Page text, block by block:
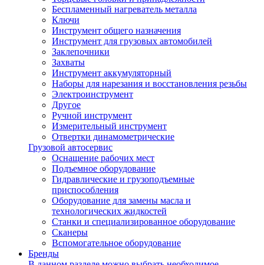
Беспламенный нагреватель металла
Ключи
Инструмент общего назначения
Инструмент для грузовых автомобилей
Заклепочники
Захваты
Инструмент аккумуляторный
Наборы для нарезания и восстановления резьбы
Электроинструмент
Другое
Ручной инструмент
Измерительный инструмент
Отвертки динамометрические
Грузовой автосервис
Оснащение рабочих мест
Подъемное оборудование
Гидравлические и грузоподъемные
приспособления
Оборудование для замены масла и
технологических жидкостей
Станки и специализированное оборудование
Сканеры
Вспомогательное оборудование
Бренды